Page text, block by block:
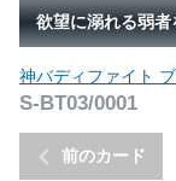
欲望に溺れる弱
前のカード
神バディファイト
S-BT03/0001